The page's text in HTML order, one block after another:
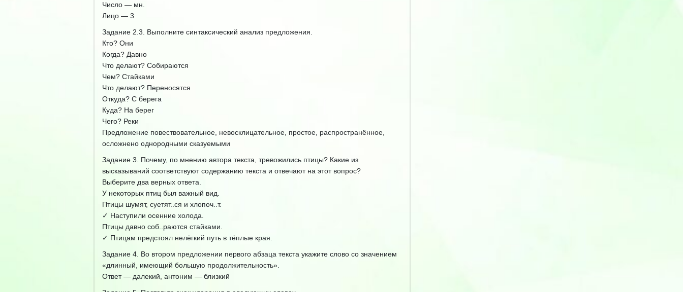
Число — мн.
Лицо — 3
Задание 2.3. Выполните синтаксический анализ предложения.
Кто? Они
Когда? Давно
Что делают? Собираются
Чем? Стайками
Что делают? Переносятся
Откуда? С берега
Куда? На берег
Чего? Реки
Предложение повествовательное, невосклицательное, простое, распространённое,
осложнено однородными сказуемыми
Задание 3. Почему, по мнению автора текста, тревожились птицы? Какие из
высказываний соответствуют содержанию текста и отвечают на этот вопрос?
Выберите два верных ответа.
У некоторых птиц был важный вид.
Птицы шумят, суетят..ся и хлопоч..т.
✓ Наступили осенние холода.
Птицы давно соб..раются стайками.
✓ Птицам предстоял нелёгкий путь в тёплые края.
Задание 4. Во втором предложении первого абзаца текста укажите слово со значением
«длинный, имеющий большую продолжительность».
Ответ — далекий, антоним — близкий